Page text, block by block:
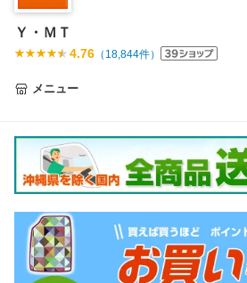
Ｙ・ＭＴ
4.76 （ 18,844件）
メニュー